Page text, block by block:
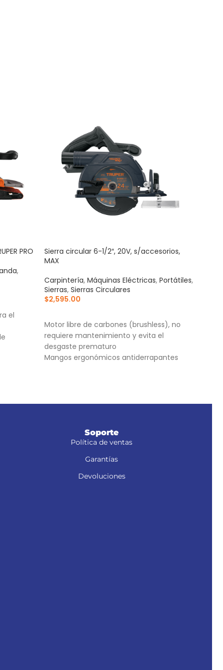
PRO
,
el
Sierra circular 6-1/2″, 20V, s/accesorios,
MAX
Carpintería, Máquinas Eléctricas, Portátiles,
Sierras, Sierras Circulares
$2,595.00
Motor libre de carbones (brushless), no
requiere mantenimiento y evita el
desgaste prematuro
Mangos ergonómicos antiderrapantes
Soporte
Política de ventas
Garantías
Devoluciones